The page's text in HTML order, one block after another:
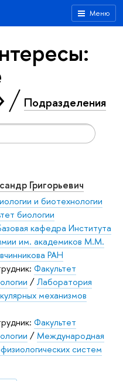
Меню
Подразделения
Григорьевич
и биотехнологии
биологии
кафедра Института
им. академиков М.М.
РАН
Факультет
/Лаборатория
механизмов
Факультет
/Международная
систем